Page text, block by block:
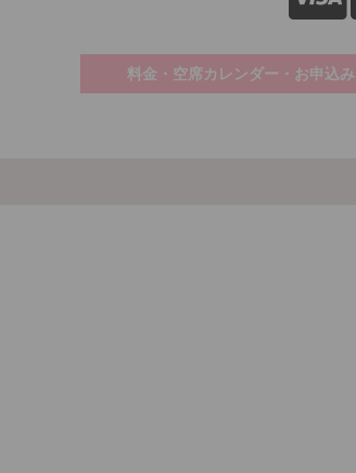
料金・空席カレンダー・お申込み